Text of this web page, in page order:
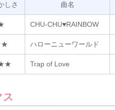
しさ 曲名
CHU-CHU♥RAINBOW
ハローニューワールド
Trap of Love